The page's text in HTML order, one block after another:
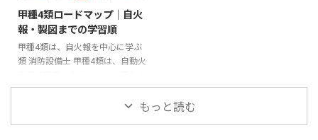
宅内で煙や熱を感知し、機器本体
などから警報を出す。戸建住宅、
共同住宅の住戸内など。 自動火
災報知設備感知器、受信機、発信
機、地区音響装置などを組み合わ
る。用途・規模などにより設置対
象となる防火対象物。 この記事
受験申請前に消防試験研究センタ
ーの最新案内で確認してくださ ...
甲種4類ロードマップ｜自火
報・製図までの学習順
甲種4類は、自火報を中心に学ぶ
類 消防設備士 甲種4類は、自動火
災警報設備、消防機関へ通報する
火災報知設備などを扱う類です。もっと読む